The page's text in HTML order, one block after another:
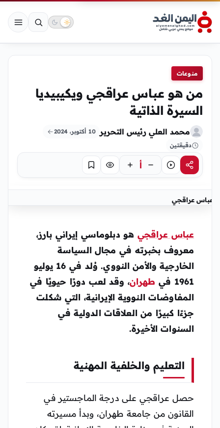
منوعات
من هو عباس عراقجي ويكيبيديا
السيرة الذاتية
محمد العلي رئيس التحرير
10 أكتوبر، 2024
دقيقتين
مشاركةاستماع أ تركيز حفظ
عباس عراقجي
عباس عراقجي هو دبلوماسي إيراني بارز،
معروف بخبرته في مجال السياسة
الخارجية والأمن النووي. وُلد في 16 يوليو
1961 في
طهران، وقد لعب دورًا حيويًا في
المفاوضات النووية الإيرانية، التي شكلت
جزءًا كبيرًا من العلاقات الدولية في
السنوات الأخيرة.
التعليم والخلفية المهنية
حصل عراقجي على درجة الماجستير في
القانون من جامعة طهران، وبدأ مسيرته